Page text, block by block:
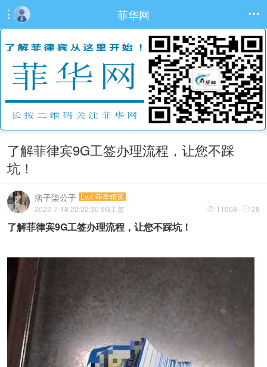
 菲华网 
了解菲律宾9G工签办理流程，让您不踩
坑！
痞子柒公子 Lv.4 菲华精英
 11008  28
2022-7-18 22:22:30 9G工签
了解菲律宾9G工签办理流程，让您不踩坑！